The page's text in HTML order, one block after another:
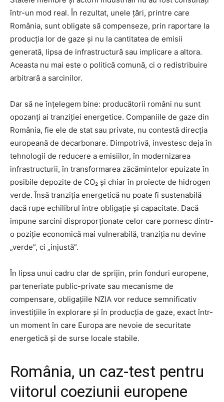
într-un mod real. În rezultat, unele țări, printre care
România, sunt obligate să compenseze, prin raportare la
producția lor de gaze și nu la cantitatea de emisii
generată, lipsa de infrastructură sau implicare a altora.
Aceasta nu mai este o politică comună, ci o redistribuire
arbitrară a sarcinilor.
Dar să ne înțelegem bine: producătorii români nu sunt
opozanți ai tranziției energetice. Companiile de gaze din
România, fie ele de stat sau private, nu contestă direcția
europeană de decarbonare. Dimpotrivă, investesc deja în
tehnologii de reducere a emisiilor, în modernizarea
infrastructurii, în transformarea zăcămintelor epuizate în
posibile depozite de CO₂ și chiar în proiecte de hidrogen
verde. Însă tranziția energetică nu poate fi sustenabilă
dacă rupe echilibrul între obligație și capacitate. Dacă
impune sarcini disproporționate celor care pornesc dintr-
o poziție economică mai vulnerabilă, tranziția nu devine
„verde”, ci „injustă”.
În lipsa unui cadru clar de sprijin, prin fonduri europene,
parteneriate public-private sau mecanisme de
compensare, obligațiile NZIA vor reduce semnificativ
investițiile în explorare și în producția de gaze, exact într-
un moment în care Europa are nevoie de securitate
energetică și de surse locale stabile.
România, un caz-test pentru
viitorul coeziunii europene